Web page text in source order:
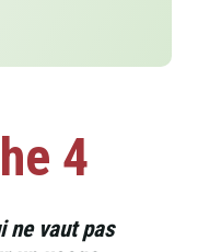
4
ne vaut pas